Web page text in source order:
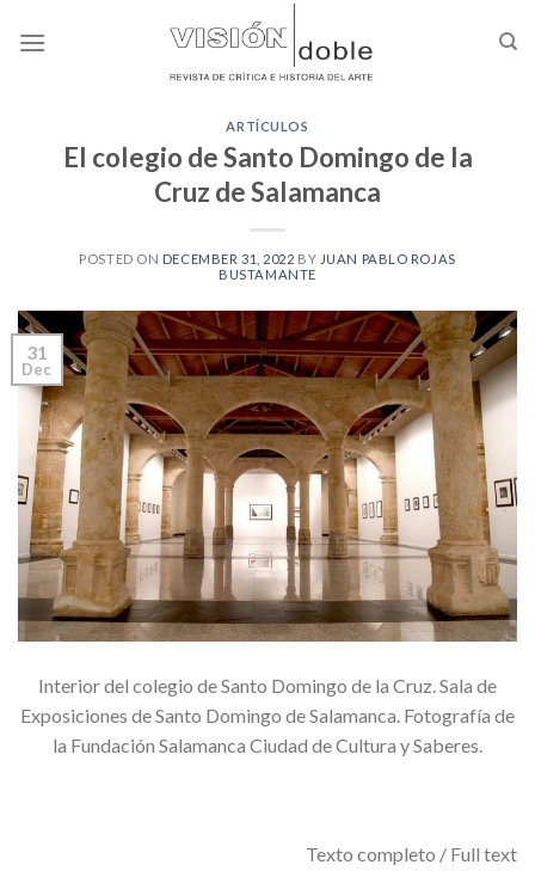
ARTÍCULOS
El colegio de Santo Domingo de la
Cruz de Salamanca
POSTED ON DECEMBER 31, 2022 BY JUAN PABLO ROJAS
BUSTAMANTE
31
Dec
Interior del colegio de Santo Domingo de la Cruz. Sala de
Exposiciones de Santo Domingo de Salamanca. Fotografía de
la Fundación Salamanca Ciudad de Cultura y Saberes.
Texto completo / Full text